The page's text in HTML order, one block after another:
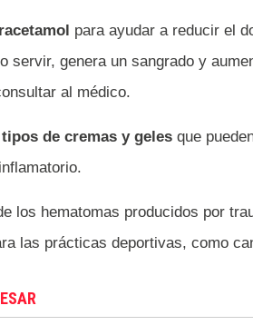
para ayudar a reducir el
servir, genera un sangrado y
al médico.
de cremas y geles que
los hematomas producidos por
las prácticas deportivas, como